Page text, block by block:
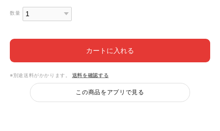
数量
カートに入れる
※別途送料がかかります。 送料を確認する
この商品をアプリで見る